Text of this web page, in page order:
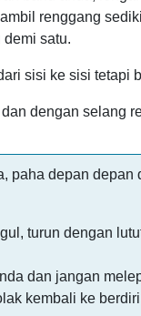
renggang
demi satu.
sisi ke sisi tetapi
dengan selang
paha depan depan
turun dengan
dan jangan
kembali ke